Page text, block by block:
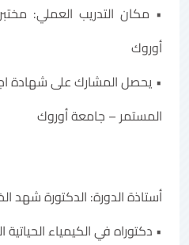
• مكان التدريب العملي:
أوروك
• يحصل المشارك على شهادة
المستمر – جامعة أوروك
أستاذة الدورة: الدكتورة شهد
• دكتوراه في الكيمياء